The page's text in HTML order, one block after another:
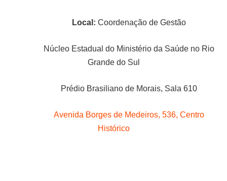
Local: Coordenação de Gestão
Núcleo Estadual do Ministério da Saúde no Rio
Grande do Sul
Prédio Brasiliano de Morais, Sala 610
Avenida Borges de Medeiros, 536, Centro
Histórico